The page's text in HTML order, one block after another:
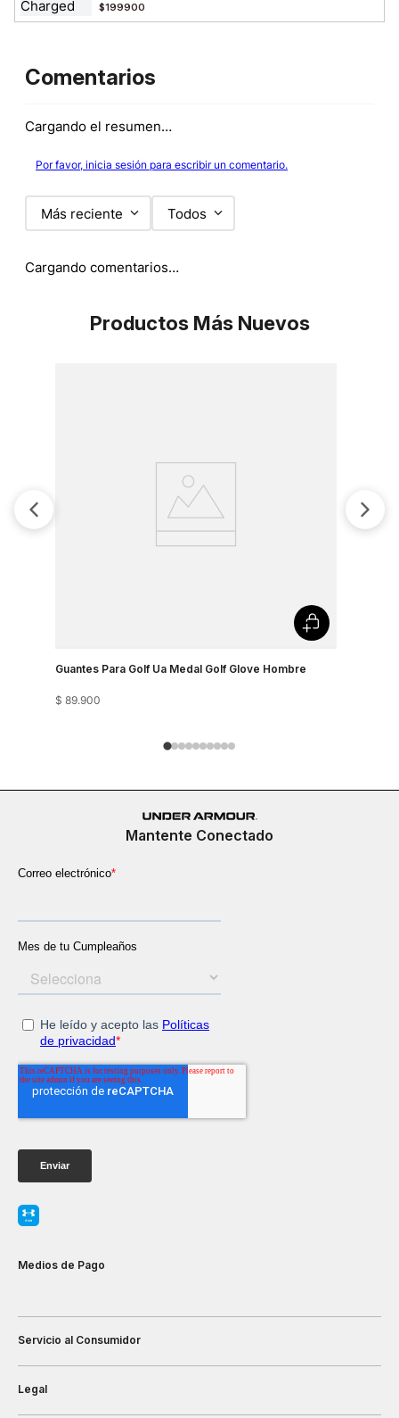
$199900
Comentarios
Cargando el resumen…
Por favor, inicia sesión para escribir un comentario.
Más reciente Todos
Cargando comentarios…
Productos Más Nuevos
Guantes Para Golf Ua Medal Golf Glove Hombre
$ 89.900
Mantente Conectado
Medios de Pago
Servicio al Consumidor
Legal